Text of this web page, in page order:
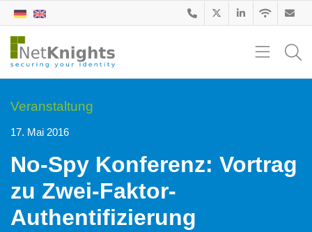
Veranstaltung
17. Mai 2016
No-Spy Konferenz: Vortrag
zu Zwei-Faktor-
Authentifizierung